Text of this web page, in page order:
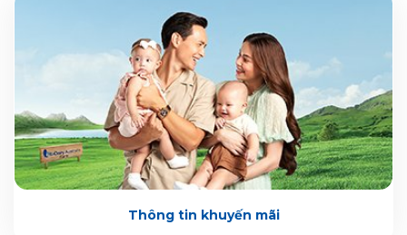
Thông tin khuyến mãi